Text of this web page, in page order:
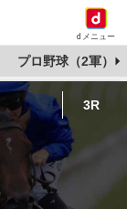
dメニュー
プロ野球（2軍）
3R